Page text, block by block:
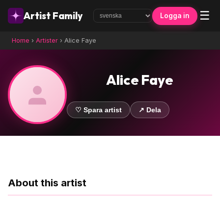
Artist Family Logga in ☰
Home › Artister › Alice Faye
Alice Faye
♡ Spara artist ↗ Dela
About this artist